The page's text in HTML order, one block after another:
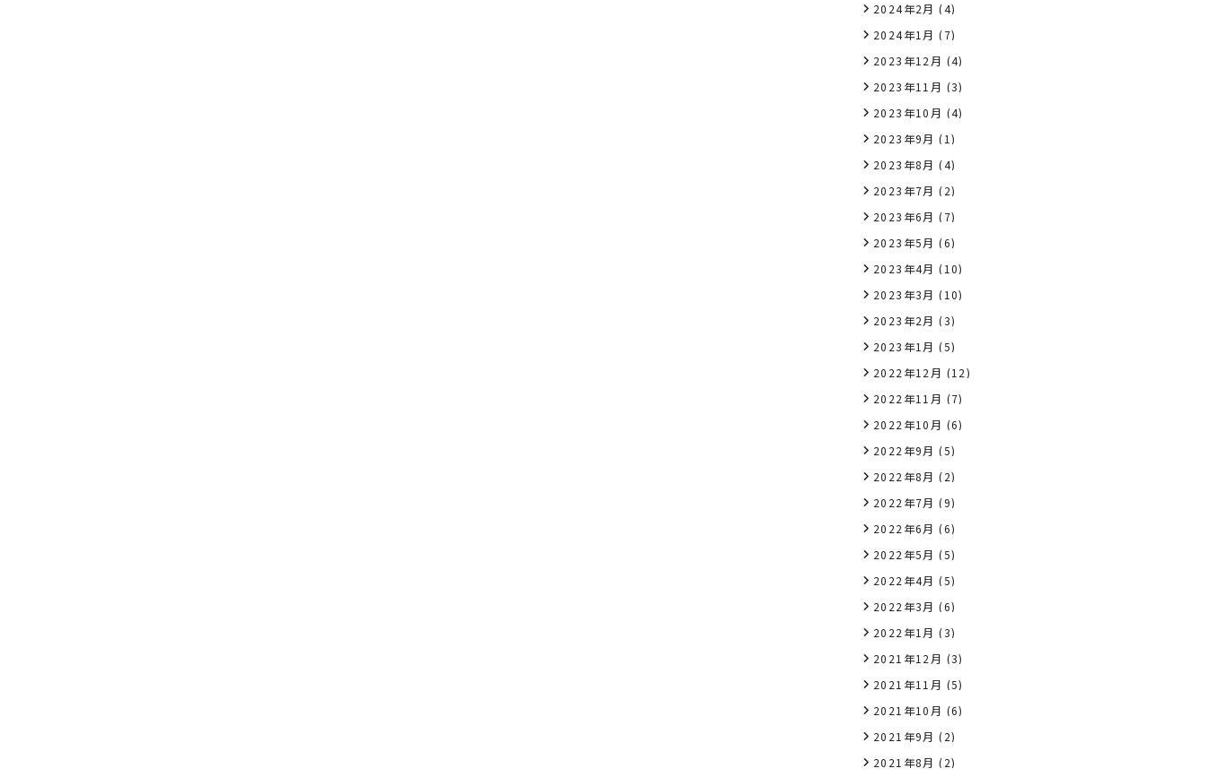
2024年2月 (4)
2024年1月 (7)
2023年12月 (4)
2023年11月 (3)
2023年10月 (4)
2023年9月 (1)
2023年8月 (4)
2023年7月 (2)
2023年6月 (7)
2023年5月 (6)
2023年4月 (10)
2023年3月 (10)
2023年2月 (3)
2023年1月 (5)
2022年12月 (12)
2022年11月 (7)
2022年10月 (6)
2022年9月 (5)
2022年8月 (2)
2022年7月 (9)
2022年6月 (6)
2022年5月 (5)
2022年4月 (5)
2022年3月 (6)
2022年1月 (3)
2021年12月 (3)
2021年11月 (5)
2021年10月 (6)
2021年9月 (2)
2021年8月 (2)